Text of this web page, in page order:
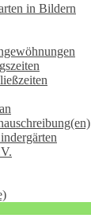
in Bildern